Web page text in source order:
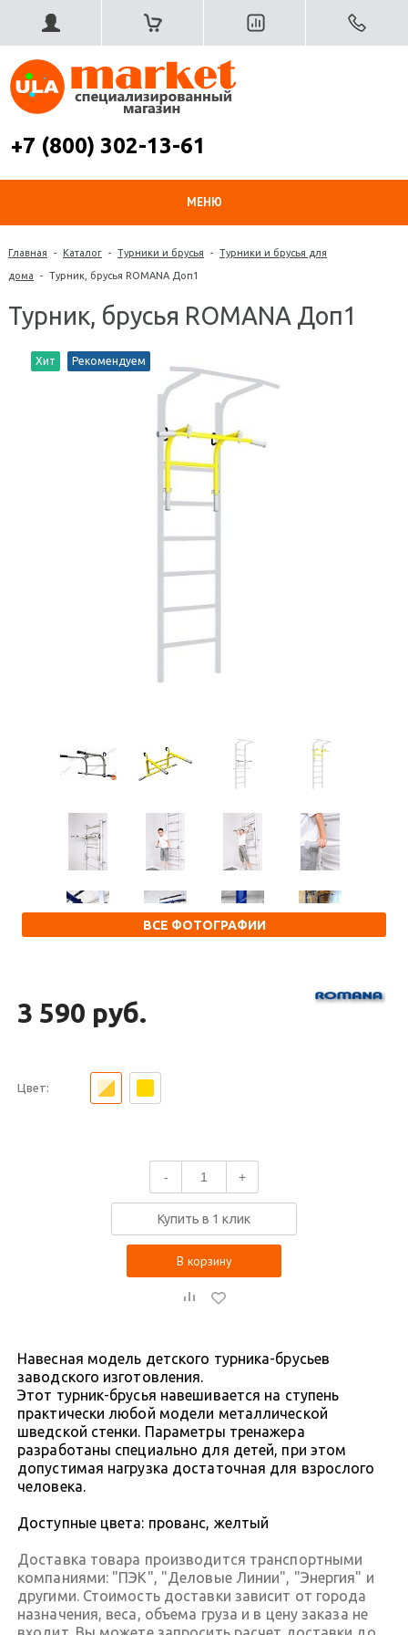
+7 (800) 302-13-61
МЕНЮ
Главная - Каталог - Турники и брусья - Турники и брусья для
дома - Турник, брусья ROMANA Доп1
Турник, брусья ROMANA Доп1
Хит Рекомендуем
ВСЕ ФОТОГРАФИИ
3 590 руб.
Цвет:
- +
Купить в 1 клик
В корзину
Навесная модель детского турника-брусьев
заводского изготовления.
Этот турник-брусья навешивается на ступень
практически любой модели металлической
шведской стенки. Параметры тренажера
разработаны специально для детей, при этом
допустимая нагрузка достаточная для взрослого
человека.
Доступные цвета: прованс, желтый
Доставка товара производится транспортными
компаниями: "ПЭК", "Деловые Линии", "Энергия" и
другими. Стоимость доставки зависит от города
назначения, веса, объема груза и в цену заказа не